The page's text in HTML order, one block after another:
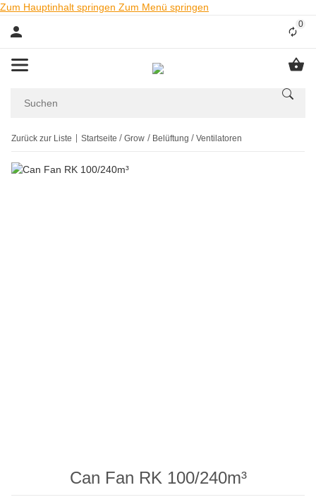
Zum Hauptinhalt springen Zum Menü springen
0
Zurück zur Liste Startseite Grow Belüftung Ventilatoren
Can Fan RK 100/240m³